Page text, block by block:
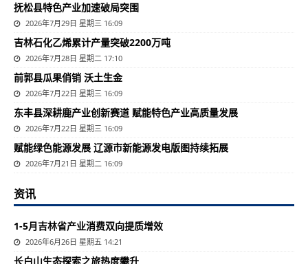
抚松县特色产业加速破局突围
2026年7月29日 星期三 16:09
吉林石化乙烯累计产量突破2200万吨
2026年7月28日 星期二 17:10
前郭县瓜果俏销 沃土生金
2026年7月22日 星期三 16:09
东丰县深耕鹿产业创新赛道 赋能特色产业高质量发展
2026年7月22日 星期三 16:09
赋能绿色能源发展 辽源市新能源发电版图持续拓展
2026年7月21日 星期二 16:09
资讯
1-5月吉林省产业消费双向提质增效
2026年6月26日 星期五 14:21
长白山生态探索之旅热度攀升